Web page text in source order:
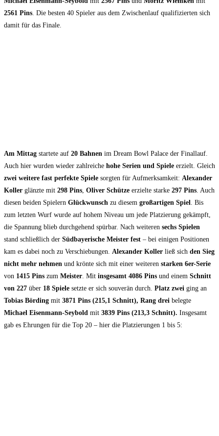
2561 Pins . Die besten 40 Spieler aus dem Zwischenlauf qualifizierten sich
damit für das Finale.
Am Mittag startete auf 20 Bahnen im Dream Bowl Palace der Finallauf.
Auch hier wurden wieder zahlreiche hohe Serien und Spiele erzielt. Gleich
zwei weitere fast perfekte Spiele sorgten für Aufmerksamkeit: Alexander
Koller glänzte mit 298 Pins Oliver Schütze erzielte starke 297 Pins . Auch
diesen beiden Spielern Glückwunsch zu diesem großartigen Spiel
. Bis
zum letzten Wurf wurde auf hohem Niveau um jede Platzierung gekämpft,
die Spannung blieb durchgehend spürbar. Nach weiteren sechs Spielen
stand schließlich der Südbayerische Meister fest – bei einigen Positionen
kam es dabei noch zu Verschiebungen. Alexander Koller ließ sich den Sieg
nicht mehr nehmen und krönte sich mit einer weiteren starken 6er-Serie
von 1415 Pins zum Meister . Mit insgesamt 4086 Pins und einem Schnitt
von 227 über 18 Spiele setzte er sich souverän durch. Platz zwei ging an
Tobias Börding mit 3871 Pins (215,1 Schnitt), Rang drei belegte
Michael Eisenmann-Seybold mit 3839 Pins (213,3 Schnitt). Insgesamt
gab es Ehrungen für die Top 20 – hier die Platzierungen 1 bis 5: